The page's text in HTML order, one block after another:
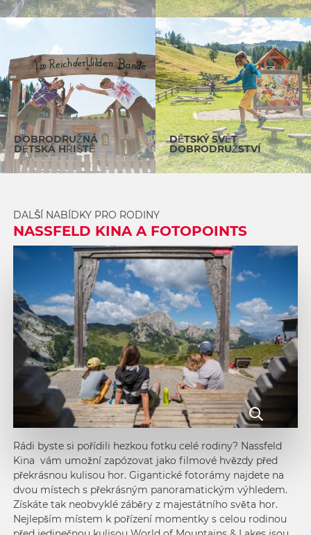
DOBRODRUŽNÁ
DĚTSKÁ HŘIŠTĚ
DĚTSKÝ SVĚT
DOBRODRUŽSTVÍ
DALŠÍ NABÍDKY PRO RODINY
NASSFELD KINA A FOTOPOINTS
Rádi byste si pořídili hezkou fotku celé rodiny? Nassfeld
Kina vám umožní zapózovat jako filmové hvězdy před
překrásnou kulisou hor. Gigantické fotorámy najdete na
dvou místech s překrásným panoramatickým výhledem.
Získáte tak neobvyklé záběry z majestátního světa hor.
Nejlepším místem k pořízení momentky s celou rodinou